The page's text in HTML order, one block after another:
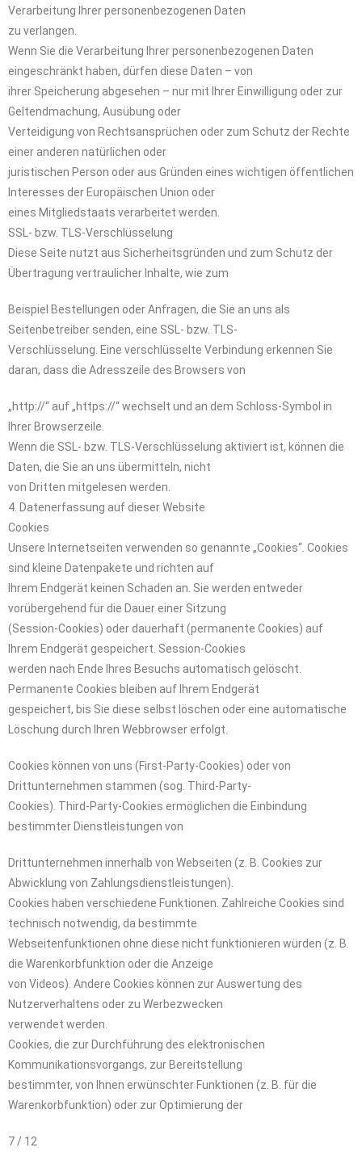
Verarbeitung Ihrer personenbezogenen Daten
zu verlangen.
Wenn Sie die Verarbeitung Ihrer personenbezogenen Daten
eingeschränkt haben, dürfen diese Daten – von
ihrer Speicherung abgesehen – nur mit Ihrer Einwilligung oder zur
Geltendmachung, Ausübung oder
Verteidigung von Rechtsansprüchen oder zum Schutz der Rechte
einer anderen natürlichen oder
juristischen Person oder aus Gründen eines wichtigen öffentlichen
Interesses der Europäischen Union oder
eines Mitgliedstaats verarbeitet werden.
SSL- bzw. TLS-Verschlüsselung
Diese Seite nutzt aus Sicherheitsgründen und zum Schutz der
Übertragung vertraulicher Inhalte, wie zum
Beispiel Bestellungen oder Anfragen, die Sie an uns als
Seitenbetreiber senden, eine SSL- bzw. TLS-
Verschlüsselung. Eine verschlüsselte Verbindung erkennen Sie
daran, dass die Adresszeile des Browsers von
„http://“ auf „https://“ wechselt und an dem Schloss-Symbol in
Ihrer Browserzeile.
Wenn die SSL- bzw. TLS-Verschlüsselung aktiviert ist, können die
Daten, die Sie an uns übermitteln, nicht
von Dritten mitgelesen werden.
4. Datenerfassung auf dieser Website
Cookies
Unsere Internetseiten verwenden so genannte „Cookies“. Cookies
sind kleine Datenpakete und richten auf
Ihrem Endgerät keinen Schaden an. Sie werden entweder
vorübergehend für die Dauer einer Sitzung
(Session-Cookies) oder dauerhaft (permanente Cookies) auf
Ihrem Endgerät gespeichert. Session-Cookies
werden nach Ende Ihres Besuchs automatisch gelöscht.
Permanente Cookies bleiben auf Ihrem Endgerät
gespeichert, bis Sie diese selbst löschen oder eine automatische
Löschung durch Ihren Webbrowser erfolgt.
Cookies können von uns (First-Party-Cookies) oder von
Drittunternehmen stammen (sog. Third-Party-
Cookies). Third-Party-Cookies ermöglichen die Einbindung
bestimmter Dienstleistungen von
Drittunternehmen innerhalb von Webseiten (z. B. Cookies zur
Abwicklung von Zahlungsdienstleistungen).
Cookies haben verschiedene Funktionen. Zahlreiche Cookies sind
technisch notwendig, da bestimmte
Webseitenfunktionen ohne diese nicht funktionieren würden (z. B.
die Warenkorbfunktion oder die Anzeige
von Videos). Andere Cookies können zur Auswertung des
Nutzerverhaltens oder zu Werbezwecken
verwendet werden.
Cookies, die zur Durchführung des elektronischen
Kommunikationsvorgangs, zur Bereitstellung
bestimmter, von Ihnen erwünschter Funktionen (z. B. für die
Warenkorbfunktion) oder zur Optimierung der
7 / 12